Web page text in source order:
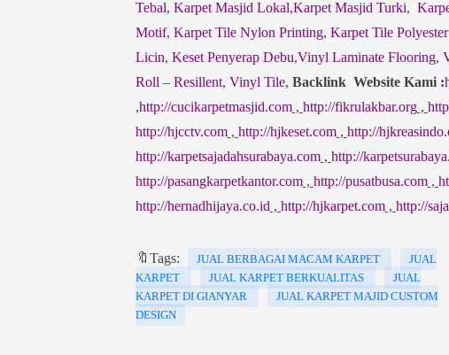
Tebal, Karpet Masjid Lokal,Karpet Masjid Turki,
Motif, Karpet Tile Nylon Printing, Karpet Tile
Licin, Keset Penyerap Debu,Vinyl Laminate Flooring,
Roll – Resillent, Vinyl Tile, Backlink Website Kami :
,http://cucikarpetmasjid.com, http://fikrulakbar.org,
http://hjcctv.com, http://hjkeset.com, http://
http://karpetsajadahsurabaya.com, http://
http://pasangkarpetkantor.com, http://pusatbusa.com,
http://hernadhijaya.co.id , http://hjkarpet.com, http://
🔖Tags: JUAL BERBAGAI MACAM KARPET
JUAL
KARPET
JUAL KARPET BERKUALITAS
JUAL
KARPET DI GIANYAR
JUAL KARPET MAJID CUSTOM
DESIGN